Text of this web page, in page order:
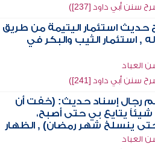
أبي داود [237])
حديث استئمار اليتيمة من طريق
, استئمار الثيب والبكر في
العباد
أبي داود [241])
رجال إسناد حديث: (خفت أن
يتايع بي حتى أصبح،
ينسلخ شهر رمضان) , الظهار
العباد